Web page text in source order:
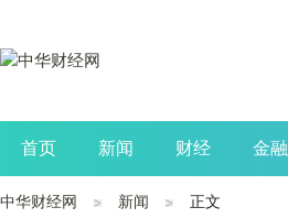
首页 新闻 财经 金融
公司 生活 读书
中华财经网 新闻 正文